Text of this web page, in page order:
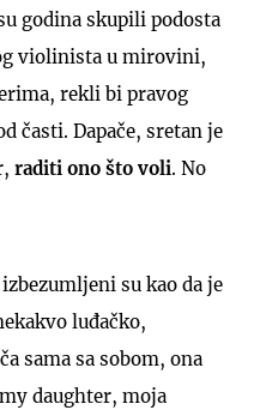
godina skupili podosta
violinista u mirovini,
rekli bi pravog
časti. Dapače, sretan je
raditi ono što voli. No
su kao da je
luđačko,
sama sa sobom, ona
daughter, moja